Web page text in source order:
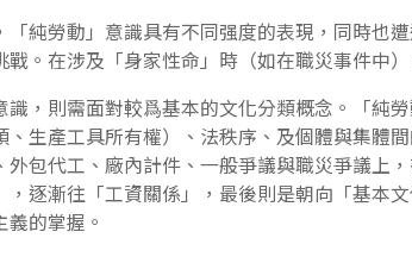
純勞動」意識具有不同强度的表現，同時也
。在涉及「身家性命」時（如在職災事件中
識，則需面對較爲基本的文化分類概念。「純
生產工具所有權）、法秩序、及個體與集體
外包代工、廠內計件、一般爭議與職災爭議上
逐漸往「工資關係」，最後則是朝向「基本
的掌握。